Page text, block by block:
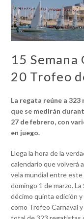
15
20 Trofeo
La regata reúne a
que se medirán
27 de febrero, con
en juego.
Llega la hora de la
calendario que volverá
vela mundial entre
domingo 1 de marzo.
décimo quinta edición
como Trofeo Carnaval